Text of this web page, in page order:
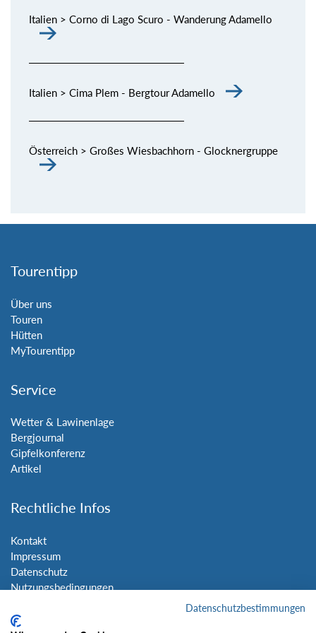
Italien > Corno di Lago Scuro - Wanderung Adamello
Italien > Cima Plem - Bergtour Adamello
Österreich > Großes Wiesbachhorn - Glocknergruppe
Tourentipp
Über uns
Touren
Hütten
MyTourentipp
Service
Wetter & Lawinenlage
Bergjournal
Gipfelkonferenz
Artikel
Rechtliche Infos
Kontakt
Impressum
Datenschutz
Nutzungsbedingungen
Datenschutzbestimmungen